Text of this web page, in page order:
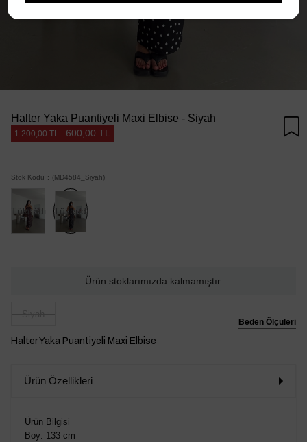
Halter Yaka Puantiyeli Maxi Elbise - Siyah
1.200,00 TL 600,00 TL
Stok Kodu (MD4584_Siyah)
Tükendi Tükendi
Ürün stoklarımızda kalmamıştır.
Beden Ölçüleri
Halter Yaka Puantiyeli Maxi Elbise
Ürün Özellikleri
Ürün Bilgisi
Boy: 133 cm